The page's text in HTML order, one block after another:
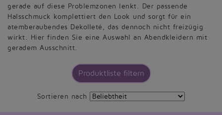
gerade auf diese Problemzonen lenkt. Der passende
Halsschmuck komplettiert den Look und sorgt für ein
atemberaubendes Dekolleté, das dennoch nicht freizügig
wirkt. Hier finden Sie eine Auswahl an Abendkleidern mit
geradem Ausschnitt.
Produktliste filtern
Sortieren nach